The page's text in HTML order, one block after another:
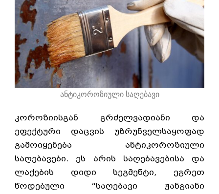
ანტიკოროზიული საღებავი
კოროზიისგან გრძელვადიანი და
ეფექტური დაცვის უზრუნველსაყოფად
გამოიყენება ანტიკოროზიული
საღებავები. ეს არის საღებავებისა და
ლაქების დიდი სეგმენტი, ეგრეთ
წოდებული “საღებავი ჟანგიანი